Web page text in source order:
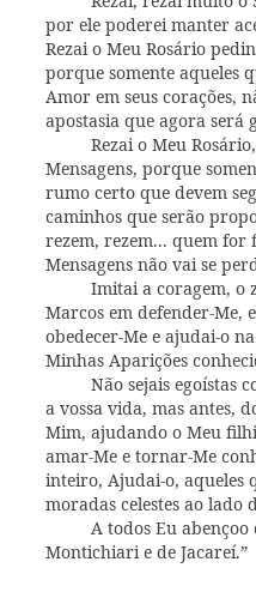
por ele poderei manter
Rezai o Meu Rosário
porque somente aqueles
Amor em seus corações,
apostasia que agora será
Rezai o Meu
Mensagens, porque
rumo certo que devem
caminhos que serão
rezem, rezem... quem for
Mensagens não vai se
Imitai a coragem, o
Marcos em defender-Me,
obedecer-Me e ajudai-o
Minhas Aparições
Não sejais egoístas
a vossa vida, mas antes,
Mim, ajudando o Meu
amar-Me e tornar-Me
inteiro, Ajudai-o, aqueles
moradas celestes ao lado
A todos Eu
Montichiari e de Jacareí.”